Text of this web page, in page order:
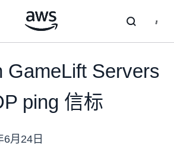
GameLift Servers
ping 信标
6月24日